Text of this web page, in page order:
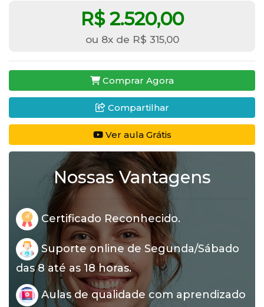
R$ 2.520,00
ou 8x de R$ 315,00
Comprar Agora
Compartilhar
Ver aula Grátis
Nossas Vantagens
Certificado Reconhecido.
Suporte online de Segunda/Sábado
das 8 até as 18 horas.
Aulas de qualidade com aprendizado